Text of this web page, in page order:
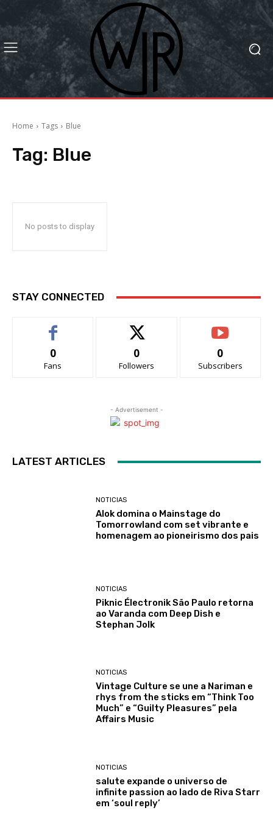
Home Tags Blue
Tag: Blue
No posts to display
STAY CONNECTED
0
Fans
0
Followers
0
Subscribers
- Advertisement -
LATEST ARTICLES
NOTICIAS
Alok domina o Mainstage do
Tomorrowland com set vibrante e
homenagem ao pioneirismo dos pais
NOTICIAS
Piknic Électronik São Paulo retorna
ao Varanda com Deep Dish e
Stephan Jolk
NOTICIAS
Vintage Culture se une a Nariman e
rhys from the sticks em “Think Too
Much” e “Guilty Pleasures” pela
Affairs Music
NOTICIAS
salute expande o universo de
infinite passion ao lado de Riva Starr
em ‘soul reply’